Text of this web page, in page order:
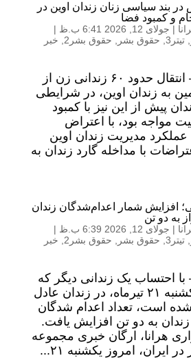
بند سیاسی زنان زندان اوین در
و کمبود فضا
| جولای 12, 2026 6:41 ب.ظ
|
تیتر3 , حقوق بشر حقوق بشر2
خبر
خبرگزاری هرانا – انتقال حدود ۶۰ زندانی زن از
به زندان اوین، در شرایطی
پیش از این نیز با کمبود
مواجه بود، با اعتراض
عملکرد مدیریت زندان اوین
با مداخله گارد زندان به
افزایش شمار اعدام‌شدگان زندان
به دو تن
| جولای 12, 2026 6:39 ب.ظ
|
تیتر3 , حقوق بشر حقوق بشر2
خبر
با احتساب یک زندانی دیگر که
سحرگاه امروز یکشنبه ۲۱ تیرماه، در زندان عادل
شده است، تعداد اعدام شدگان
به دو تن افزایش یافت.
هرانا، ارگان خبری مجموعه
ایران، امروز یکشنبه ۲۱...